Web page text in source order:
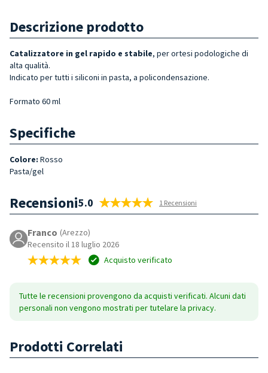
Descrizione prodotto
Catalizzatore in gel rapido e stabile, per ortesi podologiche di
alta qualità.
Indicato per tutti i siliconi in pasta, a policondensazione.
Formato 60 ml
Specifiche
Colore: Rosso
Pasta/gel
Recensioni5.0 1 Recensioni
Franco (Arezzo)
Recensito il 18 luglio 2026
Acquisto verificato
Tutte le recensioni provengono da acquisti verificati. Alcuni dati
personali non vengono mostrati per tutelare la privacy.
Prodotti Correlati